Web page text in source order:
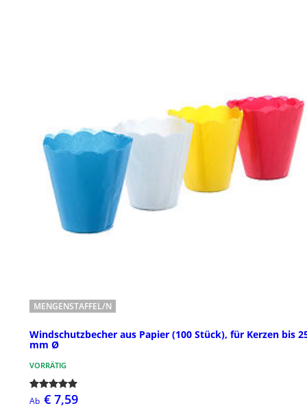
MENGENSTAFFEL/N
Windschutzbecher aus Papier (100 Stück), für Kerzen bis
mm Ø
VORRÄTIG
Ab € 7,59